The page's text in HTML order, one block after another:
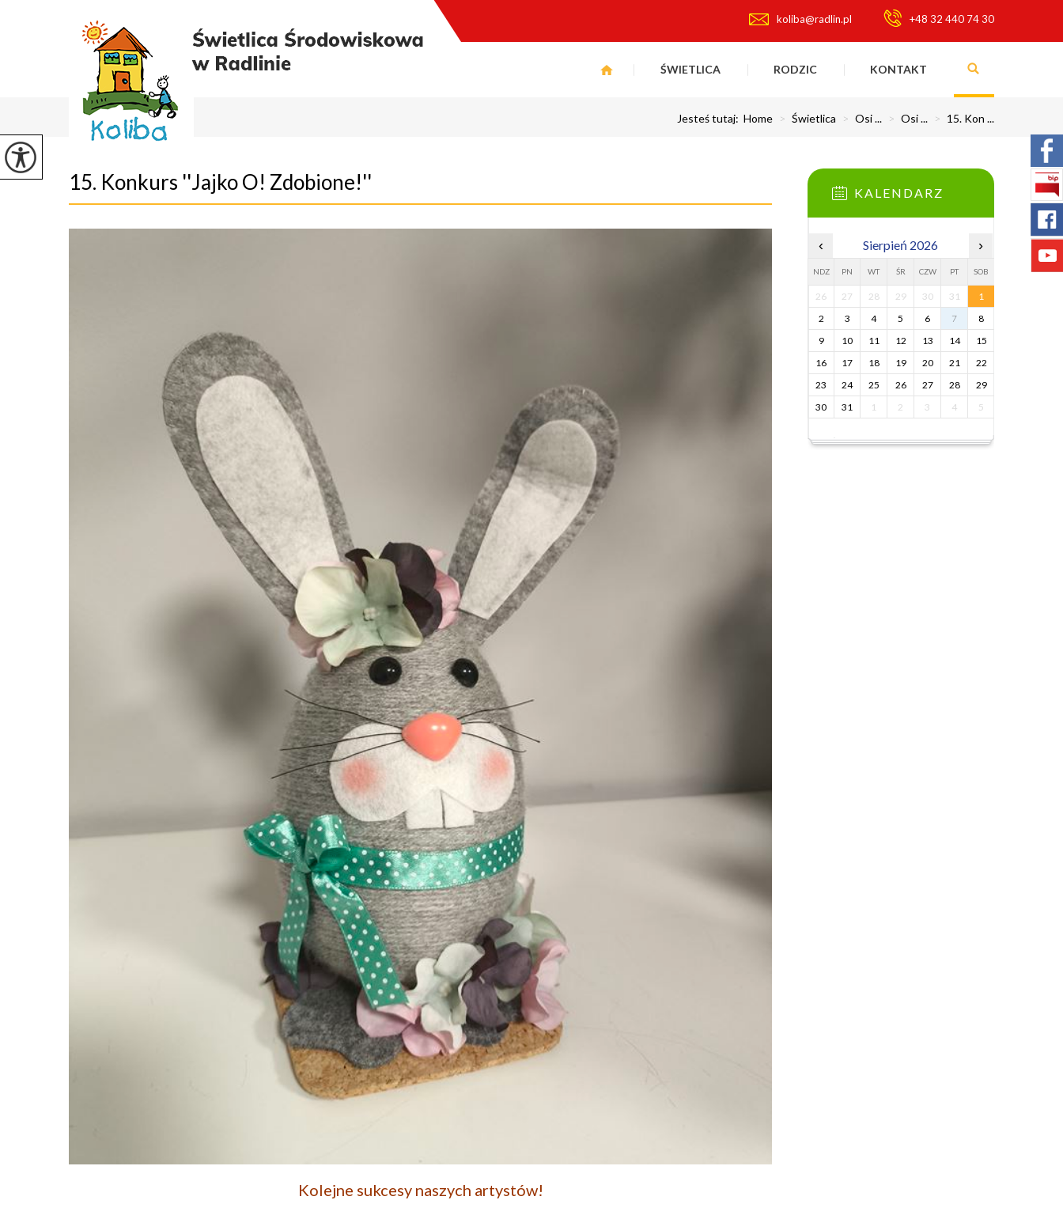
koliba@radlin.pl +48 32 440 74 30
ŚWIETLICA RODZIC KONTAKT
Jesteś tutaj: Home > Świetlica > Osi ... > Osi ... > 15. Kon ...
15. Konkurs ''Jajko O! Zdobione!''
Kolejne sukcesy naszych artystów!
KALENDARZ
‹ Sierpień 2026 ›
NDZ PN WT ŚR CZW PT SOB
26 27 28 29 30 31
1
2
3 4 5 6 7
8
9
10 11 12 13 14
15
16
17 18 19 20 21
22
23
24 25 26 27 28
29
30
31 1 2 3 4 5